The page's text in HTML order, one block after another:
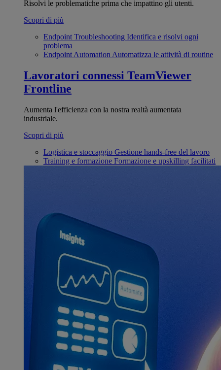
Risolvi le problematiche prima che impattino gli utenti.
Scopri di più
Endpoint Troubleshooting Identifica e risolvi ogni
problema
Endpoint Automation Automatizza le attività di routine
Lavoratori connessi TeamViewer
Frontline
Aumenta l'efficienza con la nostra realtà aumentata
industriale.
Scopri di più
Logistica e stoccaggio Gestione hands-free del lavoro
Training e formazione Formazione e upskilling facilitati